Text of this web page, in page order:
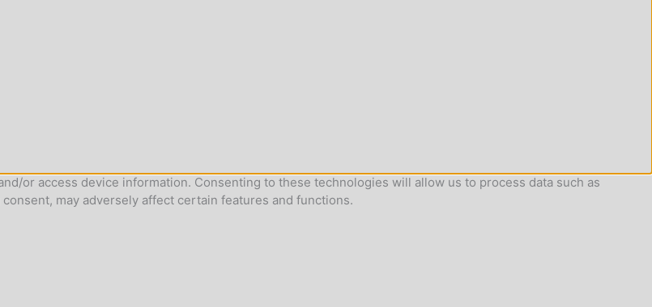
or access device information. Consenting to these technologies will allow us to process data such as
may adversely affect certain features and functions.